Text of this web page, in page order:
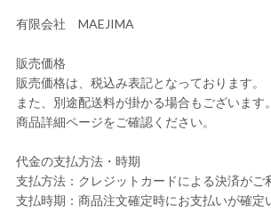
有限会社 MAEJIMA
販売価格
販売価格は、税込み表記となっております。
また、別途配送料が掛かる場合もございます
商品詳細ページをご確認ください。
代金の支払方法・時期
支払方法：クレジットカードによる決済がご
支払時期：商品注文確定時にお支払いが確定